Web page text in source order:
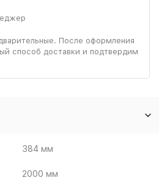
После оформления
способ доставки и подтвердим
384 мм
2000 мм